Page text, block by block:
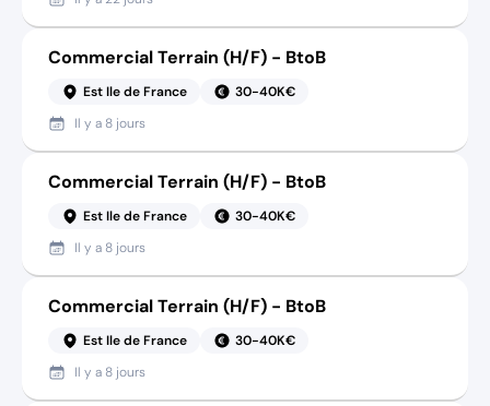
Commercial Terrain (H/F) - BtoB
Est Ile de France
30-40K€
Il y a 8 jours
Commercial Terrain (H/F) - BtoB
Est Ile de France
30-40K€
Il y a 8 jours
Commercial Terrain (H/F) - BtoB
Est Ile de France
30-40K€
Il y a 8 jours